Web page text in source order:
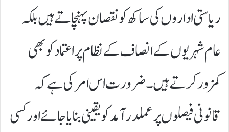
ریاستی اداروں کی ساکھ کو نقصان پہنچاتے ہیں بلکہ
عام شہریوں کے انصاف کے نظام پر اعتماد کو بھی
کمزور کرتے ہیں۔ ضرورت اس امر کی ہے کہ
قانونی فیصلوں پر عملدرآمد کو یقینی بنایا جائے اور کسی